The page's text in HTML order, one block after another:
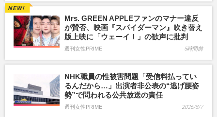
Mrs. GREEN APPLEファンのマナー違反
が賛否、映画『スパイダーマン』吹き替え
版上映に「ウェーイ！」の歓声に批判
週刊女性PRIME 5時間前
NHK職員の性被害問題「受信料払ってい
るんだから…」出演者非公表の“逃げ腰姿
勢”で問われる公共放送の責任
週刊女性PRIME 2026/8/7